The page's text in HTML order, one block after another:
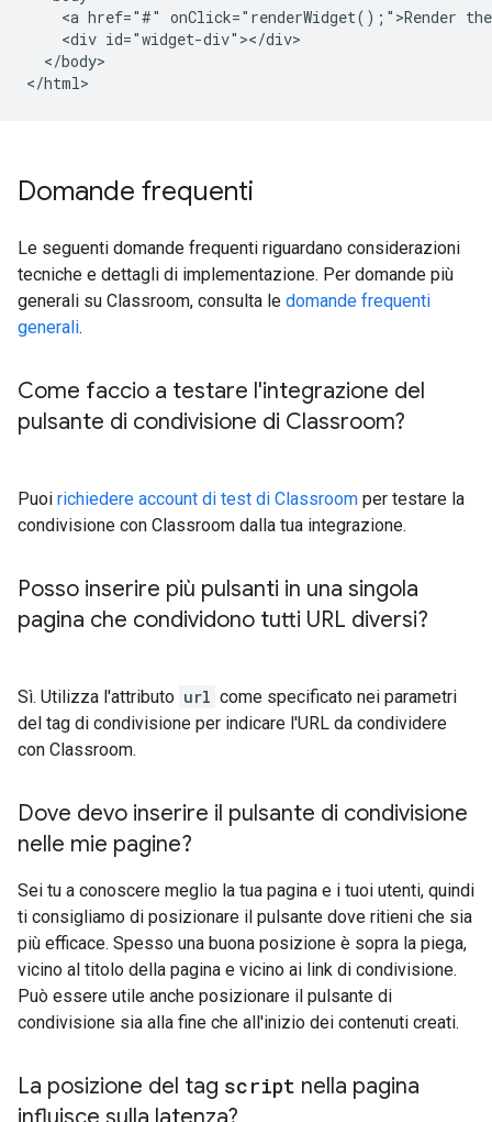
<a href="#" onClick="renderWidget();">Render
    <div id="widget-div"></div>
  </body>
Domande frequenti
Le seguenti domande frequenti riguardano considerazioni
tecniche e dettagli di implementazione. Per domande più
generali su Classroom, consulta le domande frequenti
generali.
Come faccio a testare l'integrazione del
pulsante di condivisione di Classroom?
Puoi richiedere account di test di Classroom per testare la
condivisione con Classroom dalla tua integrazione.
Posso inserire più pulsanti in una singola
pagina che condividono tutti URL diversi?
Sì. Utilizza l'attributo url come specificato nei parametri
del tag di condivisione per indicare l'URL da condividere
con Classroom.
Dove devo inserire il pulsante di condivisione
nelle mie pagine?
Sei tu a conoscere meglio la tua pagina e i tuoi utenti, quindi
ti consigliamo di posizionare il pulsante dove ritieni che sia
più efficace. Spesso una buona posizione è sopra la piega,
vicino al titolo della pagina e vicino ai link di condivisione.
Può essere utile anche posizionare il pulsante di
condivisione sia alla fine che all'inizio dei contenuti creati.
La posizione del tag script nella pagina